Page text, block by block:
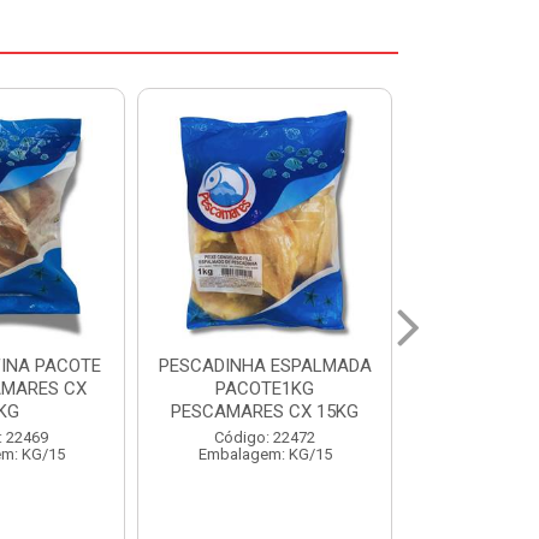
CX 15KG
22472
KG/15
FILE DE PANGA PREMIUM
PACOTE 1KG CAIXA 10KG
Código: 20021
Embalagem: KG/10